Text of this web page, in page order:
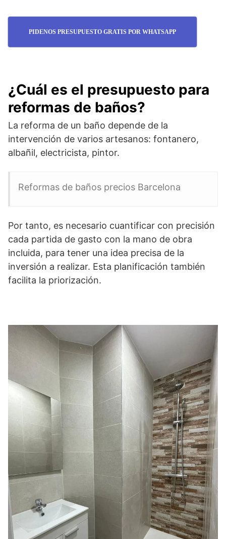
PIDENOS PRESUPUESTO GRATIS POR WHATSAPP
¿Cuál es el presupuesto para
reformas de baños?
La reforma de un baño depende de la
intervención de varios artesanos: fontanero,
albañil, electricista, pintor.
Reformas de baños precios Barcelona
Por tanto, es necesario cuantificar con precisión
cada partida de gasto con la mano de obra
incluida, para tener una idea precisa de la
inversión a realizar. Esta planificación también
facilita la priorización.